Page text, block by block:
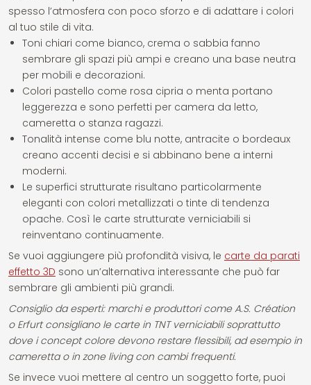
spesso l’atmosfera con poco sforzo e di adattare i colori
al tuo stile di vita.
Toni chiari come bianco, crema o sabbia fanno
sembrare gli spazi più ampi e creano una base neutra
per mobili e decorazioni.
Colori pastello come rosa cipria o menta portano
leggerezza e sono perfetti per camera da letto,
cameretta o stanza ragazzi.
Tonalità intense come blu notte, antracite o bordeaux
creano accenti decisi e si abbinano bene a interni
moderni.
Le superfici strutturate risultano particolarmente
eleganti con colori metallizzati o tinte di tendenza
opache. Così le carte strutturate verniciabili si
reinventano continuamente.
Se vuoi aggiungere più profondità visiva, le carte da parati
effetto 3D sono un’alternativa interessante che può far
sembrare gli ambienti più grandi.
Consiglio da esperti: marchi e produttori come A.S. Création
o Erfurt consigliano le carte in TNT verniciabili soprattutto
dove i concept colore devono restare flessibili, ad esempio in
cameretta o in zone living con cambi frequenti.
Se invece vuoi mettere al centro un soggetto forte, puoi